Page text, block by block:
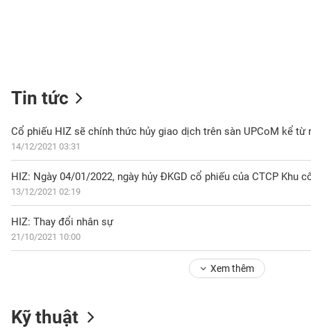
Tin tức
Cổ phiếu HIZ sẽ chính thức hủy giao dịch trên sàn UPCoM kể từ
14/12/2021 03:31
HIZ: Ngày 04/01/2022, ngày hủy ĐKGD cổ phiếu của CTCP Khu
13/12/2021 02:19
HIZ: Thay đổi nhân sự
21/10/2021 10:00
Xem thêm
Kỹ thuật
DOANH
NGHIỆP
CỔ
SINH